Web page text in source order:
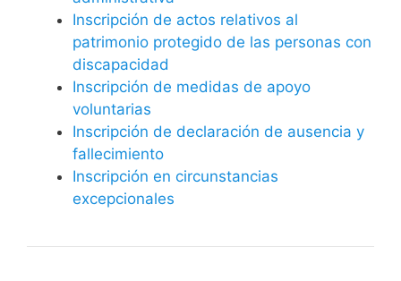
Inscripción de actos relativos al
patrimonio protegido de las personas con
discapacidad
Inscripción de medidas de apoyo
voluntarias
Inscripción de declaración de ausencia y
fallecimiento
Inscripción en circunstancias
excepcionales